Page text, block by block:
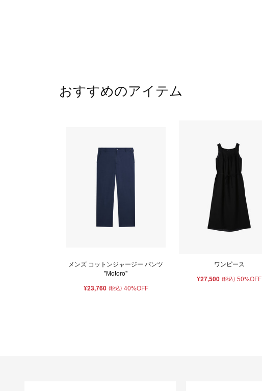
おすすめのアイテム
メンズ コットンジャージー パンツ
"Motoro"
¥23,760 (税込) 40%OFF
ワンピース
¥27,500 (税込) 50%OFF